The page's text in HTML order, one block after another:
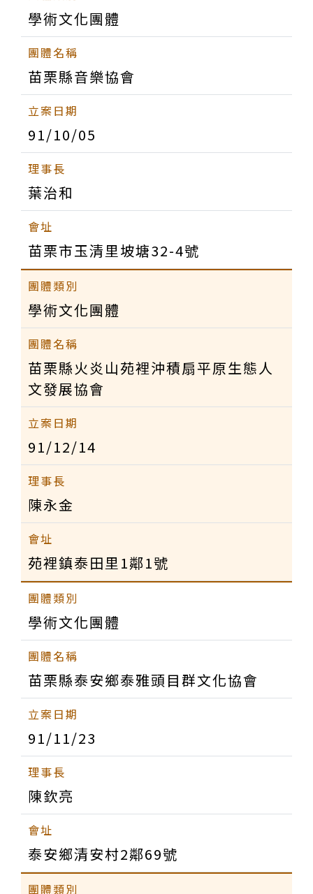
學術文化團體
苗栗縣音樂協會
91/10/05
葉治和
苗栗市玉清里坡塘32-4號
學術文化團體
苗栗縣火炎山苑裡沖積扇平原生態人
文發展協會
91/12/14
陳永金
苑裡鎮泰田里1鄰1號
學術文化團體
苗栗縣泰安鄉泰雅頭目群文化協會
91/11/23
陳欽亮
泰安鄉清安村2鄰69號